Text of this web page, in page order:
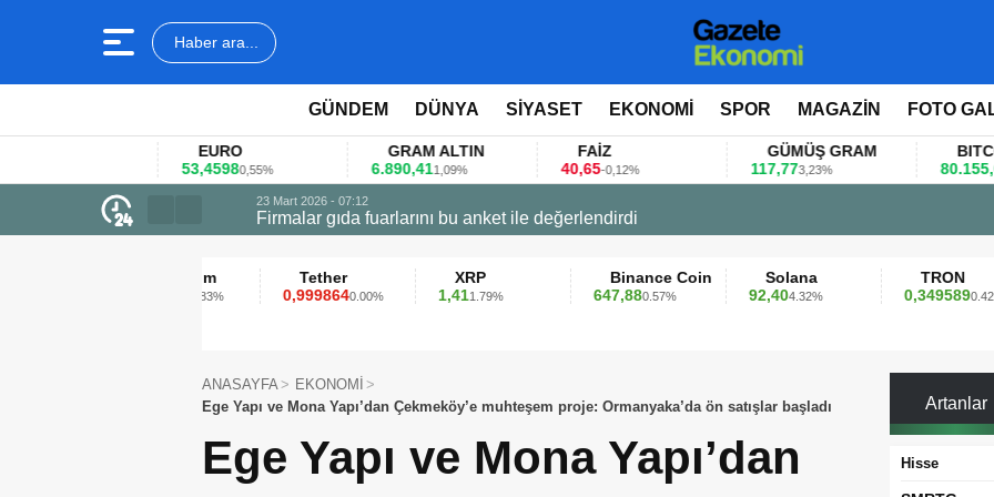
Haber ara...
GÜNDEM DÜNYA SİYASET EKONOMİ SPOR MAGAZİN FOTO
0,55%
GRAM ALTIN
1,09%
GÜMÜŞ GRAM
3,23% 0,36%
23 Mart 2026 - 07:12
Firmalar gıda fuarlarını bu anket ile değerlendirdi
Tether
0,999864
0.00%
XRP
1,41
1.79%
Binance Coin
647,88
0.57%
Solana
4.32%
TRON
0,349589
0.42%
ANASAYFA
EKONOMİ
Ege Yapı ve Mona Yapı’dan Çekmeköy’e muhteşem proje: Ormanyaka’da ön satışlar başladı
Ege Yapı ve Mona Yapı’dan
Artanlar
Hisse